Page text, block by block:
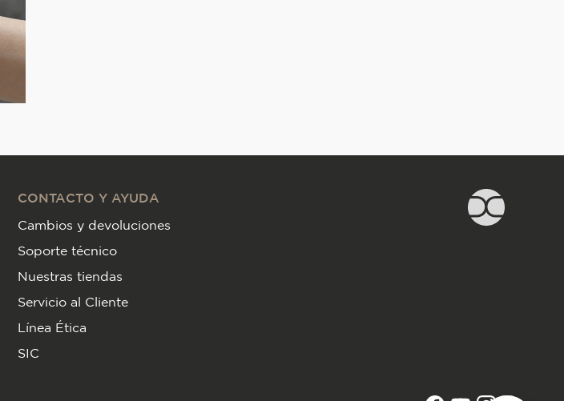
CONTACTO Y AYUDA
Cambios y devoluciones
Soporte técnico
Nuestras tiendas
Servicio al Cliente
Línea Ética
SIC